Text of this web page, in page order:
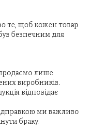
те, щоб кожен товар
безпечним для
лише
виробників.
відповідає
ми важливо
браку.